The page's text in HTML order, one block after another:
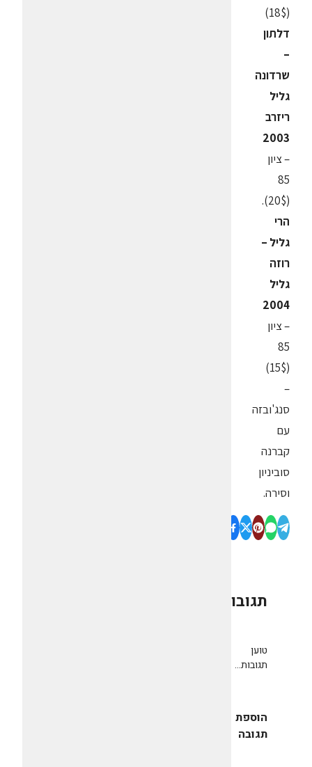
(18$)
דלתון
–
שרדונה
גליל
ריזרב
2003
– ציון
85
(20$).
הרי
גליל –
רוזה
גליל
2004
– ציון
85
(15$)
–
סנג'ובזה
עם
קברנה
סוביניון
וסירה.
תגובות
טוען
תגובות...
הוספת
תגובה